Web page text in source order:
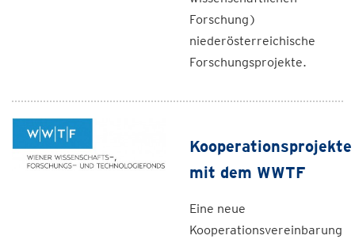
Forschung)
niederösterreichische
Forschungsprojekte.
Kooperationsprojekte
mit dem WWTF
Eine neue
Kooperationsvereinbarung